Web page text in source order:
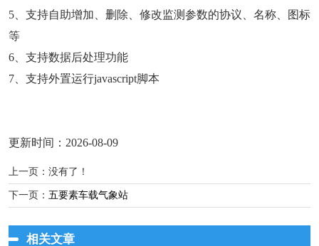
5、支持自助增加、删除、修改监测参数的协议、名称、图标
等
6、支持数据后处理功能
7、支持外置运行javascript脚本
更新时间：2026-08-09
上一页：没有了！
下一页： 五要素车载气象站
相关文章